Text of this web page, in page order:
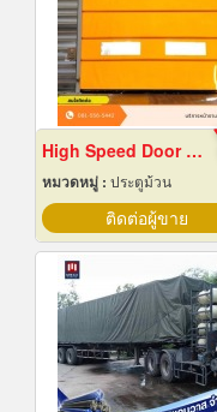
High Speed Door สมุทรปราการ
หมวดหมู่ : ประตูม้วน
ติดต่อผู้ขาย